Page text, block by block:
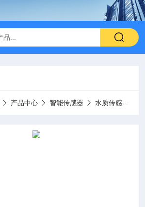
产品中心 智能传感器 水质传感器